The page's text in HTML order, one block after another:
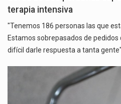
terapia intensiva
"Tenemos 186 personas las que
Estamos sobrepasados de
difícil darle respuesta a tanta